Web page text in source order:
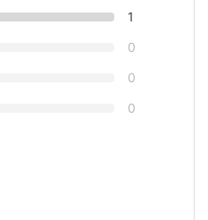
1
0
0
0